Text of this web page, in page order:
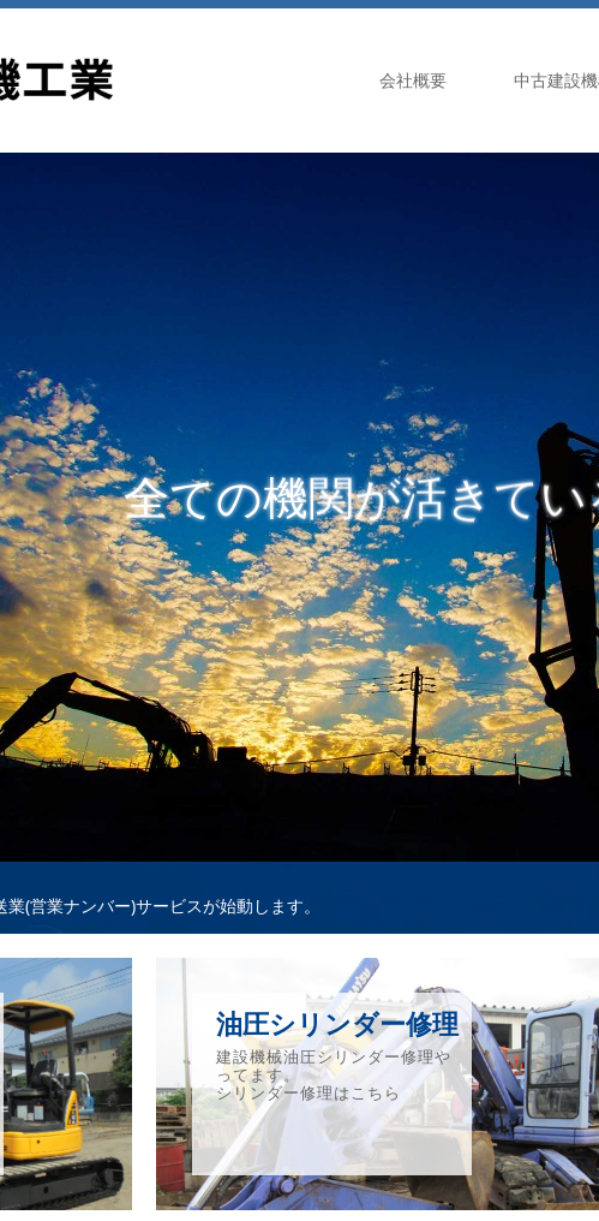
会社概要 中古建設
全ての機関が活きてい
通常点検整備より一歩踏み込んだ最善方法
出来る限りの安心料金、低価格。
業(営業ナンバー)サービスが始動します。
油圧シリンダー修理
建設機械油圧シリンダー修理や
ってます。
シリンダー修理はこちら